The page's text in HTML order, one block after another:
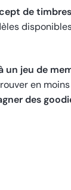
de
un jeu de
en
des